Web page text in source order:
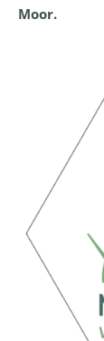
Moor.